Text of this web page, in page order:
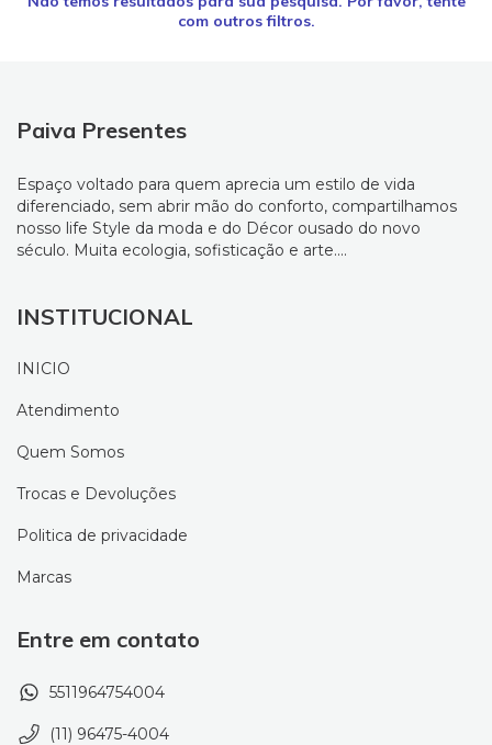
com outros filtros.
Paiva Presentes
Espaço voltado para quem aprecia um estilo de vida
diferenciado, sem abrir mão do conforto, compartilhamos
nosso life Style da moda e do Décor ousado do novo
século. Muita ecologia, sofisticação e arte....
INSTITUCIONAL
INICIO
Atendimento
Quem Somos
Trocas e Devoluções
Politica de privacidade
Marcas
Entre em contato
5511964754004
(11) 96475-4004